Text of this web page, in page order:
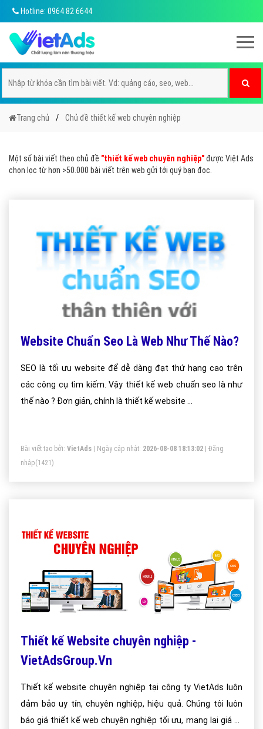
Hotline: 0964 82 6644
Trang chủ Chủ đề thiết kế web chuyên nghiệp
Một số bài viết theo chủ đề "thiết kế web chuyên nghiệp"được Việt Ads
chọn lọc từ hơn >50.000 bài viết trên web gửi tới quý bạn đọc.
Website Chuẩn Seo Là Web Như Thế Nào?
SEO là tối ưu website để dễ dàng đạt thứ hạng cao trên
các công cụ tìm kiếm. Vậy thiết kế web chuẩn seo là như
thế nào ? Đơn giản, chính là thiết kế website ...
Bài viết tạo bởi: VietAds | Ngày cập nhật: 2026-08-08 18:13:02
Đăng
nhập(1421)
Thiết kế Website chuyên nghiệp -
VietAdsGroup.Vn
Thiết kế website chuyên nghiệp tại công ty VietAds luôn
đảm bảo uy tín, chuyên nghiệp, hiệu quả. Chúng tôi luôn
báo giá thiết kế web chuyên nghiệp tối ưu, mang lại giá trị